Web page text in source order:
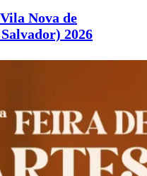
Nova de
2026